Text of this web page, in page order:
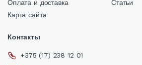
Оплата и доставка
Статьи
Карта сайта
Контакты
+375 (17) 238 12 01